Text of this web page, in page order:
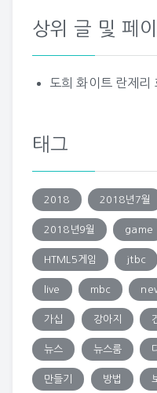
상위 글 및 페이
도희 화이트 란제
태그
2018 2018년7월
2018년9월 game
HTML5게임 jtbc
live mbc
가십 강아지
뉴스 뉴스룸
만들기 방법